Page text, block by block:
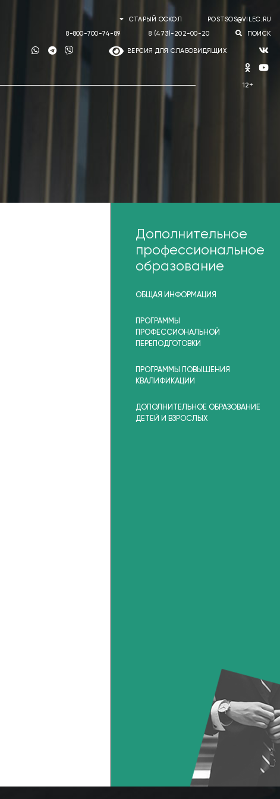
СТАРЫЙ ОСКОЛ POSTSOS@VILEC.RU
8-800-700-74-89 8 (473)-202-00-20 ПОИСК
ВЕРСИЯ ДЛЯ СЛАБОВИДЯЩИХ
Дополнительное
профессиональное
образование
ОБЩАЯ ИНФОРМАЦИЯ
ПРОГРАММЫ
ПРОФЕССИОНАЛЬНОЙ
ПЕРЕПОДГОТОВКИ
ПРОГРАММЫ ПОВЫШЕНИЯ
КВАЛИФИКАЦИИ
ДОПОЛНИТЕЛЬНОЕ ОБРАЗОВАНИЕ
ДЕТЕЙ И ВЗРОСЛЫХ